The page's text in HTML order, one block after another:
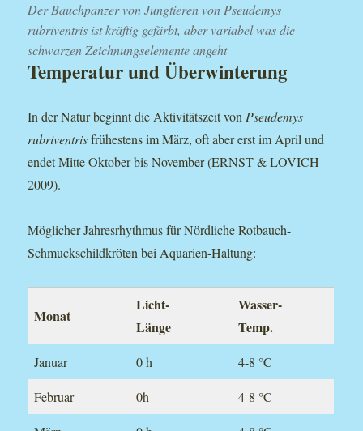
Der Bauchpanzer von Jungtieren von Pseudemys
rubriventris ist kräftig gefärbt, aber variabel was die
schwarzen Zeichnungselemente angeht
Temperatur und Überwinterung
In der Natur beginnt die Aktivitätszeit von Pseudemys
rubriventrisfrühestens im März, oft aber erst im April und
endet Mitte Oktober bis November (ERNST & LOVICH
2009).
Möglicher Jahresrhythmus für Nördliche Rotbauch-
Schmuckschildkröten bei Aquarien-Haltung:
Monat
Licht-
Länge
Wasser-
Temp.
Januar 0 h 4-8 °C
Februar 0h 4-8 °C